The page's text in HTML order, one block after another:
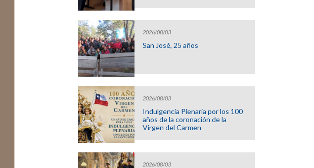
2026/08/03
San José, 25 años
2026/08/03
Indulgencia Plenaria por los 100
años de la coronación de la
Virgen del Carmen
2026/08/03